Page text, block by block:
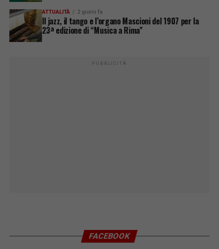
ATTUALITÀ 2 giorni fa
Il jazz, il tango e l’organo Mascioni del 1907 per la
23ª edizione di “Musica a Rima”
PUBBLICITÀ
FACEBOOK